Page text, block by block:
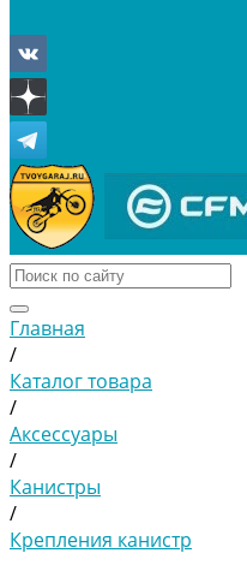
Главная
/
Каталог товара
/
Аксессуары
/
Канистры
/
Крепления канистр